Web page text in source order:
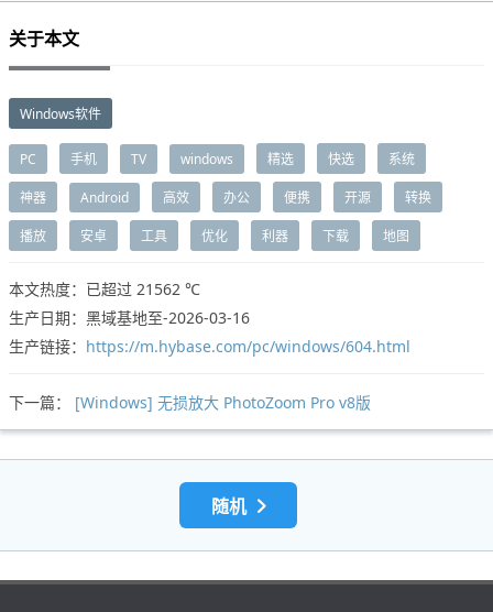
关于本文
Windows软件
PC 手机 TV windows 精选 快选 系统
神器 Android 高效 办公 便携 开源 转换
播放 安卓 工具 优化 利器 下载 地图
本文热度：已超过 21562 ℃
生产日期：黑域基地至-2026-03-16
生产链接： https://m.hybase.com/pc/windows/604.html
下一篇： [Windows] 无损放大 PhotoZoom Pro v8版
随机